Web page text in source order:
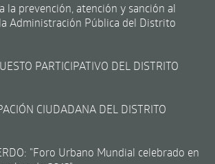
la prevención, atención y sanción al
Administración Pública del Distrito
PARTICIPATIVO DEL DISTRITO
CIUDADANA DEL DISTRITO
"Foro Urbano Mundial celebrado en